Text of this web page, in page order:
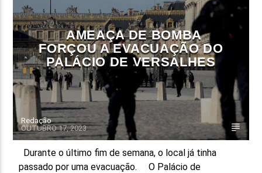
AMEAÇA DE BOMBA
FORÇOU A EVACUAÇÃO DO
PALÁCIO DE VERSALHES
Redação
OUTUBRO 17, 2023
Durante o último fim de semana, o local já tinha
passado por uma evacuação. O Palácio de